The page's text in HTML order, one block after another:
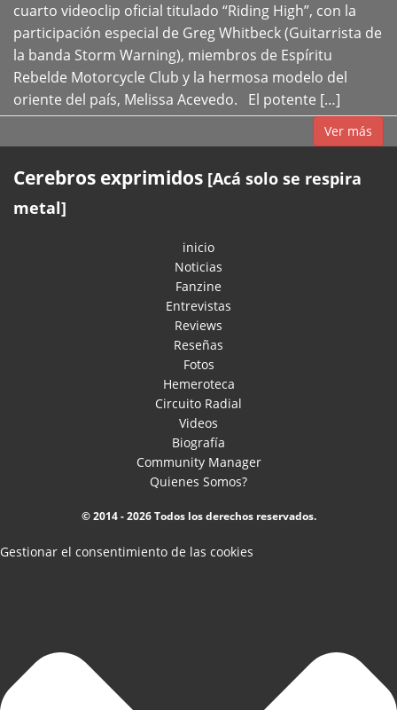
cuarto videoclip oficial titulado “Riding High”, con la
participación especial de Greg Whitbeck (Guitarrista de
la banda Storm Warning), miembros de Espíritu
Rebelde Motorcycle Club y la hermosa modelo del
oriente del país, Melissa Acevedo. El potente […]
Ver más
Cerebros exprimidos [Acá solo se respira
metal]
inicio
Noticias
Fanzine
Entrevistas
Reviews
Reseñas
Fotos
Hemeroteca
Circuito Radial
Videos
Biografía
Community Manager
Quienes Somos?
© 2014 - 2026 Todos los derechos reservados.
Gestionar el consentimiento de las cookies